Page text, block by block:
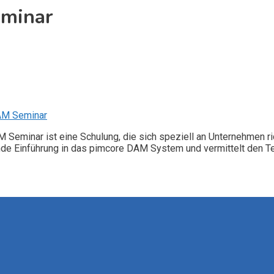
Seminar
Seminar ist eine Schulung, die sich speziell an
Einführung in das pimcore DAM System und vermittelt den